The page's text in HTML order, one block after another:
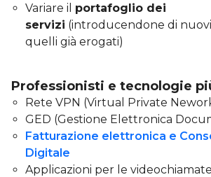
Variare il portafoglio dei
servizi (introducendone di
quelli già erogati)
Professionisti e tecnologie
Rete VPN (Virtual Private
GED (Gestione Elettronica
Fatturazione elettronica e
Digitale
Applicazioni per le videochiamate